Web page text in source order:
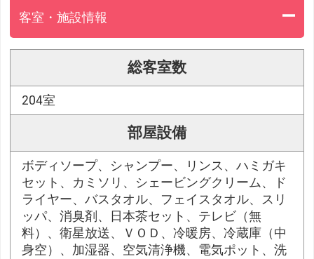
客室・施設情報
総客室数
204室
部屋設備
ボディソープ、シャンプー、リンス、ハミガキ
セット、カミソリ、シェービングクリーム、ド
ライヤー、バスタオル、フェイスタオル、スリ
ッパ、消臭剤、日本茶セット、テレビ（無
料）、衛星放送、ＶＯＤ、冷暖房、冷蔵庫（中
身空）、加湿器、空気清浄機、電気ポット、洗